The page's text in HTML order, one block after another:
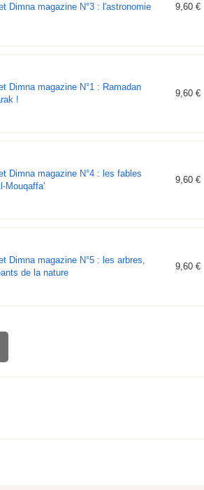
Dimna magazine N°3 : l'astronomie 9,60 €
Dimna magazine N°1 : Ramadan
!
9,60 €
Dimna magazine N°4 : les fables
Mouqaffa'
9,60 €
Dimna magazine N°5 : les arbres,
de la nature
9,60 €